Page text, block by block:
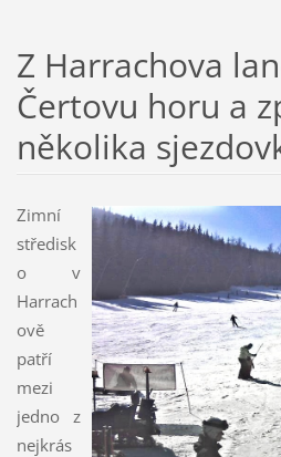
Z Harrachova
Čertovu horu a
několika
Zimní
středisk
o v
Harrach
ově
patří
mezi
jedno z
nejkrás